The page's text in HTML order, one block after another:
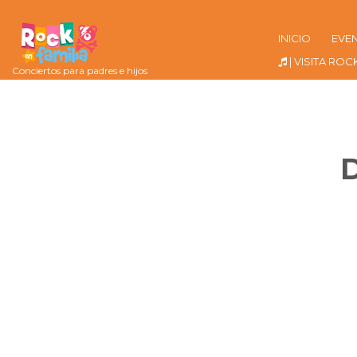
Conciertos para padres e hijos
INICIO
| VISITA